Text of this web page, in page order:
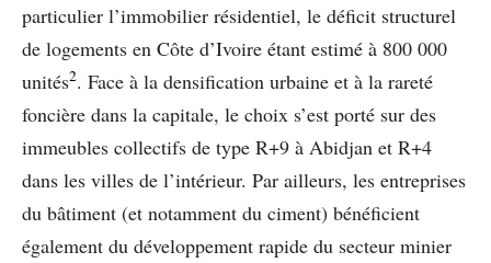
particulier l’immobilier résidentiel, le déficit structurel
de logements en Côte d’Ivoire étant estimé à 800 000
unités2. Face à la densification urbaine et à la rareté
foncière dans la capitale, le choix s’est porté sur des
immeubles collectifs de type R+9 à Abidjan et R+4
dans les villes de l’intérieur. Par ailleurs, les entreprises
du bâtiment (et notamment du ciment) bénéficient
également du développement rapide du secteur minier